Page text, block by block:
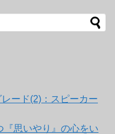
ード(2)：スピーカー
『思いやり』の心をい